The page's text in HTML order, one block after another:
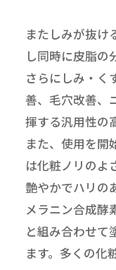
またしみが抜け
し同時に皮脂の
さらにしみ・く
善、毛穴改善、
揮する汎用性の
また、使用を開
は化粧ノリのよ
艶やかでハリの
メラニン合成酵
と組み合わせて
ます。多くの化